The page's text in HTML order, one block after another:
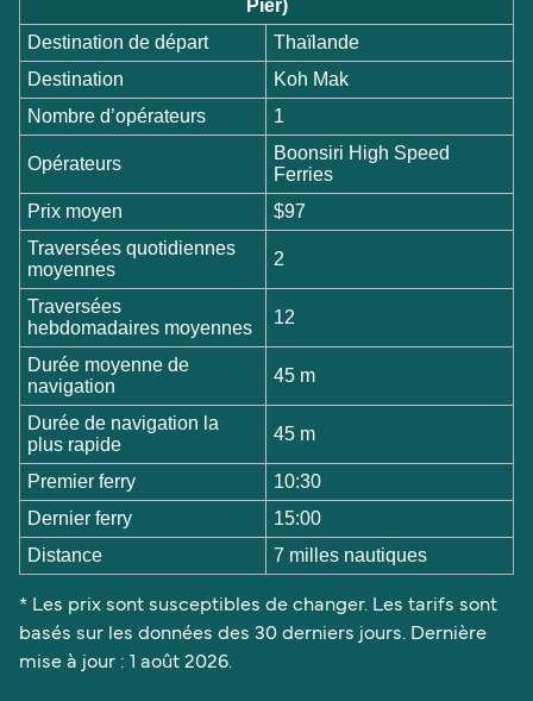
Pier)
Destination de départ
Thaïlande
Destination
Koh Mak
Nombre d’opérateurs
1
Opérateurs
Boonsiri High Speed
Ferries
Prix moyen
$97
Traversées quotidiennes
moyennes
2
Traversées
hebdomadaires moyennes
12
Durée moyenne de
navigation
45 m
Durée de navigation la
plus rapide
45 m
Premier ferry
10:30
Dernier ferry
15:00
Distance
7 milles nautiques
* Les prix sont susceptibles de changer. Les tarifs sont
basés sur les données des 30 derniers jours. Dernière
mise à jour : 1 août 2026.